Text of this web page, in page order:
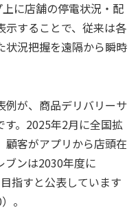
に店舗の停電状況・配
示することで、従来は各
状況把握を遠隔から瞬時
例が、商品デリバリーサ
。2025年2月に全国拡
顧客がアプリから店頭在
ブンは2030年度に
指すと公表しています
。